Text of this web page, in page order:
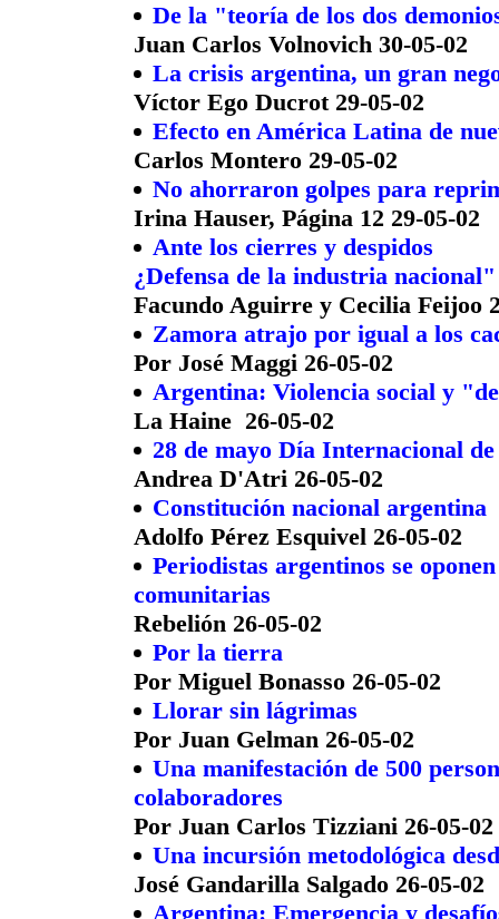
De la "teoría de los dos
Juan Carlos Volnovich 30-05-02
La crisis argentina, un gran
Víctor Ego Ducrot 29-05-02
Efecto en América Latina de
Carlos Montero 29-05-02
No ahorraron golpes para
Irina Hauser, Página 12 29-05-02
Ante los cierres y despidos
¿Defensa de la industria
Facundo Aguirre y Cecilia Feijoo
Zamora atrajo por igual a los
Por José Maggi 26-05-02
Argentina: Violencia social y
La Haine 26-05-02
28 de mayo Día Internacional
Andrea D'Atri 26-05-02
Constitución nacional argentina
Adolfo Pérez Esquivel 26-05-02
Periodistas argentinos se
comunitarias
Rebelión 26-05-02
Por la tierra
Por Miguel Bonasso 26-05-02
Llorar sin lágrimas
Por Juan Gelman 26-05-02
Una manifestación de 500
colaboradores
Por Juan Carlos Tizziani 26-05-02
Una incursión metodológica
José Gandarilla Salgado 26-05-02
Argentina: Emergencia y